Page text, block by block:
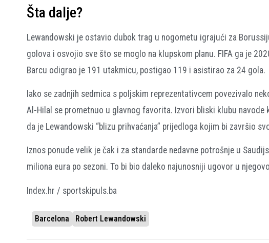
Šta dalje?
Lewandowski je ostavio dubok trag u nogometu igrajući za
golova i osvojio sve što se moglo na klupskom planu. FIFA ga je
Barcu odigrao je 191 utakmicu, postigao 119 i asistirao za 24 gola.
Iako se zadnjih sedmica s poljskim reprezentativcem povezivalo
Al-Hilal se prometnuo u glavnog favorita. Izvori bliski klubu
da je Lewandowski “blizu prihvaćanja” prijedloga kojim bi završio
Iznos ponude velik je čak i za standarde nedavne potrošnje u
miliona eura po sezoni. To bi bio daleko najunosniji ugovor u
Index.hr / sportskipuls.ba
Barcelona Robert Lewandowski